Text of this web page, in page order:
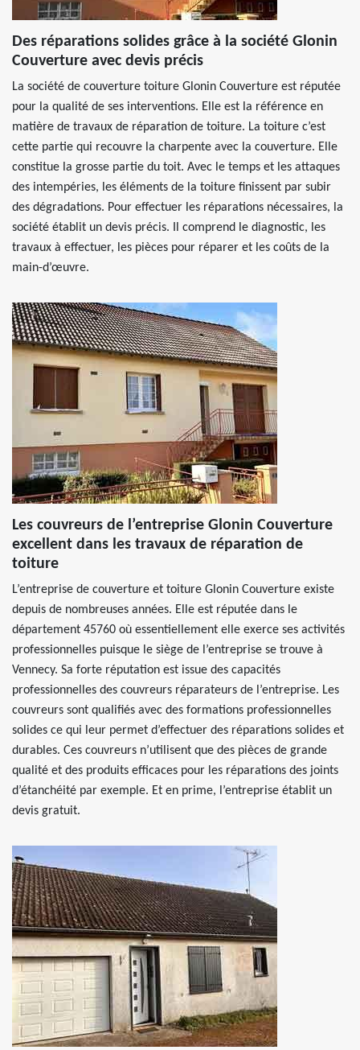
Des réparations solides grâce à la société Glonin
Couverture avec devis précis
La société de couverture toiture Glonin Couverture est réputée
pour la qualité de ses interventions. Elle est la référence en
matière de travaux de réparation de toiture. La toiture c’est
cette partie qui recouvre la charpente avec la couverture. Elle
constitue la grosse partie du toit. Avec le temps et les attaques
des intempéries, les éléments de la toiture finissent par subir
des dégradations. Pour effectuer les réparations nécessaires, la
société établit un devis précis. Il comprend le diagnostic, les
travaux à effectuer, les pièces pour réparer et les coûts de la
main-d’œuvre.
Les couvreurs de l’entreprise Glonin Couverture
excellent dans les travaux de réparation de
toiture
L’entreprise de couverture et toiture Glonin Couverture existe
depuis de nombreuses années. Elle est réputée dans le
département 45760 où essentiellement elle exerce ses activités
professionnelles puisque le siège de l’entreprise se trouve à
Vennecy. Sa forte réputation est issue des capacités
professionnelles des couvreurs réparateurs de l’entreprise. Les
couvreurs sont qualifiés avec des formations professionnelles
solides ce qui leur permet d’effectuer des réparations solides et
durables. Ces couvreurs n’utilisent que des pièces de grande
qualité et des produits efficaces pour les réparations des joints
d’étanchéité par exemple. Et en prime, l’entreprise établit un
devis gratuit.